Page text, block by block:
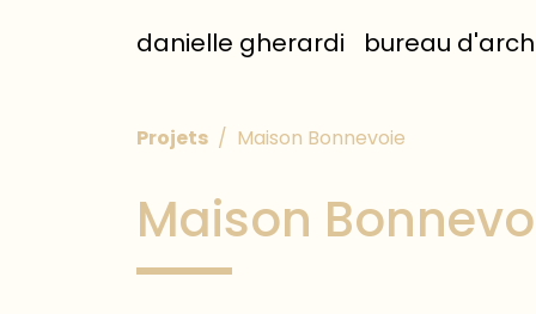
danielle gherardi bureau
Projets Maison Bonnevoie
Maison